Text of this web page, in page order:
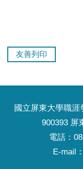
友善列印
國立屏東大學職
900393 屏
電話：
E-mail